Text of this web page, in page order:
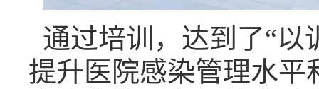
通过培训，达到了“以
提升医院感染管理水平